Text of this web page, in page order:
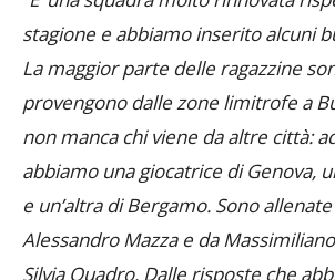
E’ una squadra molto rinnovata
stagione e abbiamo inserito alcuni
La maggior parte delle ragazzine
provengono dalle zone limitrofe a
non manca chi viene da altre città:
abbiamo una giocatrice di Genova,
e un’altra di Bergamo. Sono allenate
Alessandro Mazza e da Massimiliano